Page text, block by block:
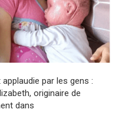
par les gens :
originaire de
dans